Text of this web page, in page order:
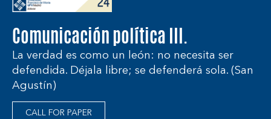
Comunicación política III.
La verdad es como un león: no necesita ser
defendida. Déjala libre; se defenderá sola. (San
Agustín)
CALL FOR PAPER